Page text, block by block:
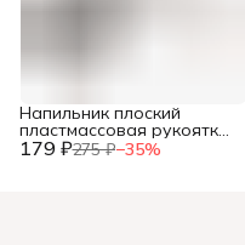
179 ₽275 ₽−35%
Напильник плоский
пластмассовая рукоятка,
№2, 150мм, (шт.)